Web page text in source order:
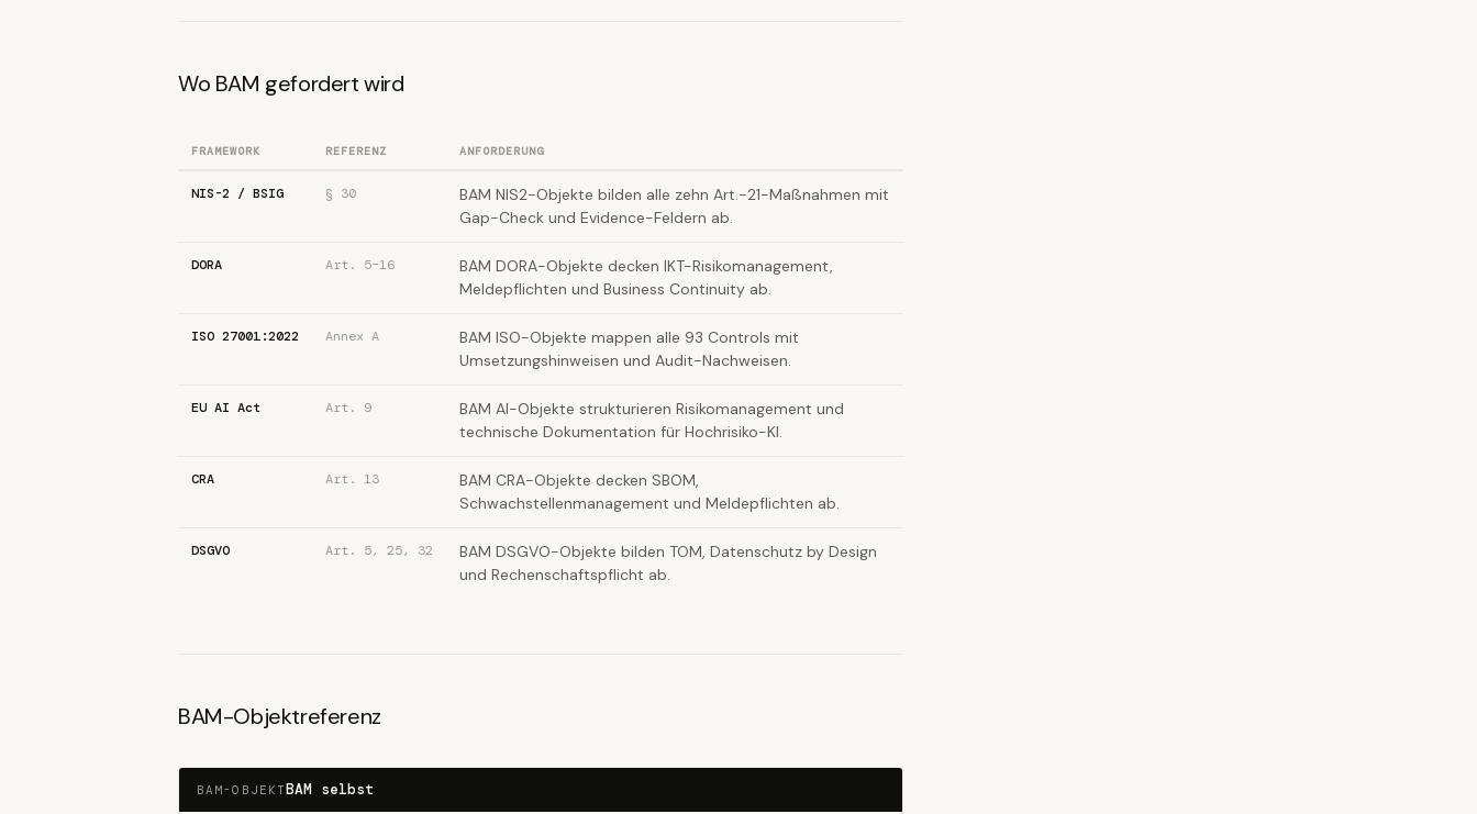
Wo BAM gefordert wird
FRAMEWORK REFERENZ ANFORDERUNG
NIS-2 / BSIG § 30
BAM NIS2-Objekte bilden alle zehn Art.-21-Maßnahmen mit
Gap-Check und Evidence-Feldern ab.
DORA Art. 5–16
BAM DORA-Objekte decken IKT-Risikomanagement,
Meldepflichten und Business Continuity ab.
ISO 27001:2022 Annex A
BAM ISO-Objekte mappen alle 93 Controls mit
Umsetzungshinweisen und Audit-Nachweisen.
EU AI Act Art. 9
BAM AI-Objekte strukturieren Risikomanagement und
technische Dokumentation für Hochrisiko-KI.
CRA Art. 13
BAM CRA-Objekte decken SBOM,
Schwachstellenmanagement und Meldepflichten ab.
DSGVO Art. 5, 25, 32
BAM DSGVO-Objekte bilden TOM, Datenschutz by Design
und Rechenschaftspflicht ab.
BAM-Objektreferenz
BAM-OBJEKTBAM selbst